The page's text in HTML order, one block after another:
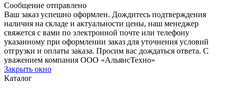
Сообщение отправлено
Ваш заказ успешно оформлен. Дождитесь подтверждения
наличия на складе и актуальности цены, наш менеджер
свяжется с вами по электронной почте или телефону
указанному при оформлении заказ для уточнения условий
отгрузки и оплаты заказа. Просим вас дождаться ответа. С
уважением компания ООО «АльянсТехно»
Закрыть окно
Каталог